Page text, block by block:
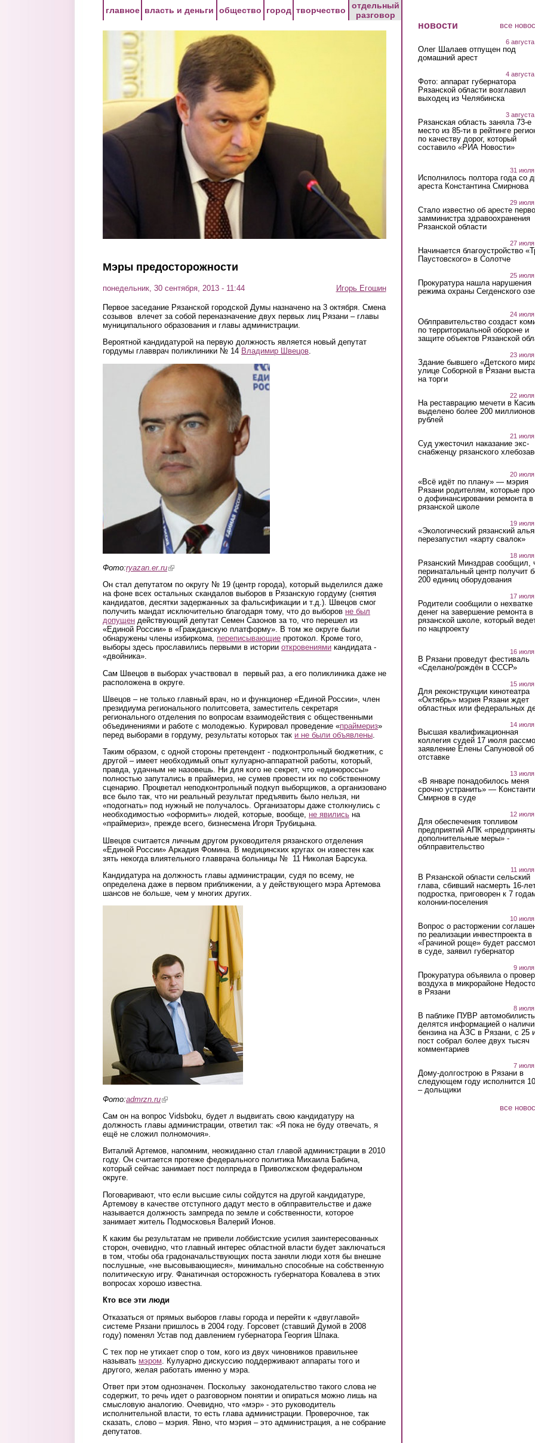
главное власть и деньги общество город творчество
отдельный
разговор
Мэры предосторожности
понедельник, 30 сентября, 2013 - 11:44 Игорь Егошин
Первое заседание Рязанской городской Думы назначено на 3 октября. Смена
созывов влечет за собой переназначение двух первых лиц Рязани – главы
муниципального образования и главы администрации.
Вероятной кандидатурой на первую должность является новый депутат
гордумы главврач поликлиники № 14 Владимир Швецов.
shvecov_1.jpg
Фото:ryazan.er.ru(link is external)
Он стал депутатом по округу № 19 (центр города), который выделился даже
на фоне всех остальных скандалов выборов в Рязанскую гордуму (снятия
кандидатов, десятки задержанных за фальсификации и т.д.). Швецов смог
получить мандат исключительно благодаря тому, что до выборов не был
допущен действующий депутат Семен Сазонов за то, что перешел из
«Единой России» в «Гражданскую платформу». В том же округе были
обнаружены члены избиркома, переписывающие протокол. Кроме того,
выборы здесь прославились первыми в истории откровениями кандидата -
«двойника».
Сам Швецов в выборах участвовал в первый раз, а его поликлиника даже не
расположена в округе.
Швецов – не только главный врач, но и функционер «Единой России», член
президиума регионального политсовета, заместитель секретаря
регионального отделения по вопросам взаимодействия с общественными
объединениями и работе с молодежью. Курировал проведение «праймериз»
перед выборами в гордуму, результаты которых так и не были объявлены
Таким образом, с одной стороны претендент - подконтрольный бюджетник, с
другой – имеет необходимый опыт кулуарно-аппаратной работы, который,
правда, удачным не назовешь. Ни для кого не секрет, что «единороссы»
полностью запутались в праймериз, не сумев провести их по собственному
сценарию. Процветал неподконтрольный подкуп выборщиков, а организовано
все было так, что ни реальный результат предъявить было нельзя, ни
«подогнать» под нужный не получалось. Организаторы даже столкнулись с
необходимостью «оформить» людей, которые, вообще, не явились на
«праймериз», прежде всего, бизнесмена Игоря Трубицына.
Швецов считается личным другом руководителя рязанского отделения
«Единой России» Аркадия Фомина. В медицинских кругах он известен как
зять некогда влиятельного главврача больницы № 11 Николая Барсука.
Кандидатура на должность главы администрации, судя по всему, не
определена даже в первом приближении, а у действующего мэра Артемова
шансов не больше, чем у многих других.
Фото:admrzn.ru(link is external)
Сам он на вопрос Vidsboku, будет л выдвигать свою кандидатуру на
должность главы администрации, ответил так: «Я пока не буду отвечать, я
ещё не сложил полномочия».
Виталий Артемов, напомним, неожиданно стал главой администрации в 2010
году. Он считается протеже федерального политика Михаила Бабича,
который сейчас занимает пост полпреда в Приволжском федеральном
округе.
Поговаривают, что если высшие силы сойдутся на другой кандидатуре,
Артемову в качестве отступного дадут место в облправительстве и даже
называется должность зампреда по земле и собственности, которое
занимает житель Подмосковья Валерий Ионов.
К каким бы результатам не привели лоббистские усилия заинтересованных
сторон, очевидно, что главный интерес областной власти будет заключаться
в том, чтобы оба градоначальствующих поста заняли люди хотя бы внешне
послушные, «не высовывающиеся», минимально способные на собственную
политическую игру. Фанатичная осторожность губернатора Ковалева в этих
вопросах хорошо известна.
Кто все эти люди
Отказаться от прямых выборов главы города и перейти к «двуглавой»
системе Рязани пришлось в 2004 году. Горсовет (ставший Думой в 2008
году) поменял Устав под давлением губернатора Георгия Шпака.
С тех пор не утихает спор о том, кого из двух чиновников правильнее
называть мэром . Кулуарно дискуссию поддерживают аппараты того и
другого, желая работать именно у мэра.
Ответ при этом однозначен. Поскольку законодательство такого слова не
содержит, то речь идет о разговорном понятии и опираться можно лишь на
смысловую аналогию. Очевидно, что «мэр» - это руководитель
исполнительной власти, то есть глава администрации. Проверочное, так
сказать, слово – мэрия. Явно, что мэрия – это администрация, а не собрание
депутатов.
новости все
6
Олег Шалаев отпущен под
домашний арест
4
Фото: аппарат губернатора
Рязанской области возглавил
выходец из Челябинска
3
Рязанская область заняла 73-е
место из 85-ти в рейтинге
по качеству дорог, который
составило «РИА Новости»
31
Исполнилось полтора года со
ареста Константина Смирнова
29
Стало известно об аресте
замминистра здравоохранения
Рязанской области
27
Начинается благоустройство
Паустовского» в Солотче
25
Прокуратура нашла нарушения
режима охраны Сегденского
24
Облправительство создаст
по территориальной обороне и
защите объектов Рязанской
23 июля
Здание бывшего «Детского
улице Соборной в Рязани
на торги
22
На реставрацию мечети в
выделено более 200 миллионов
рублей
21
Суд ужесточил наказание экс-
снабженцу рязанского
20
«Всё идёт по плану» — мэрия
Рязани родителям, которые
о дофинансировании ремонта в
рязанской школе
19
«Экологический рязанский
перезапустил «карту свалок»
18
Рязанский Минздрав сообщил,
перинатальный центр получит
200 единиц оборудования
17
Родители сообщили о нехватке
денег на завершение ремонта в
рязанской школе, который
по нацпроекту
16
В Рязани проведут фестиваль
«Сделано/рождён в СССР»
15
Для реконструкции кинотеатра
«Октябрь» мэрия Рязани ждет
областных или федеральных
14
Высшая квалификационная
коллегия судей 17 июля
заявление Елены Сапуновой об
отставке
13
«В январе понадобилось меня
срочно устранить» —
Смирнов в суде
12
Для обеспечения топливом
предприятий АПК «предприняты
дополнительные меры» -
облправительство
11
В Рязанской области сельский
глава, сбивший насмерть 16-
подростка, приговорен к 7
колонии-поселения
10
Вопрос о расторжении
по реализации инвестпроекта в
«Грачиной роще» будет
в суде, заявил губернатор
9 июля
Прокуратура объявила о
воздуха в микрорайоне
в Рязани
8 июля
В паблике ПУВР
делятся информацией о
бензина на АЗС в Рязани, с 25
пост собрал более двух тысяч
комментариев
7 июля
Дому-долгострою в Рязани в
следующем году исполнится
– дольщики
все